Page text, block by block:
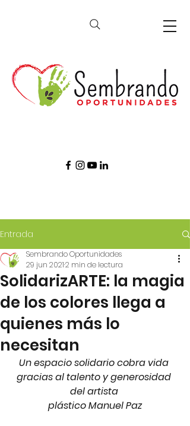
Entrada
SolidarizARTE: la magia
de los colores llega a
quienes más lo
necesitan
Sembrando Oportunidades
29 jun 20212 min de lectura
Un espacio solidario cobra vida
gracias al talento y generosidad
del artista
plástico Manuel Paz